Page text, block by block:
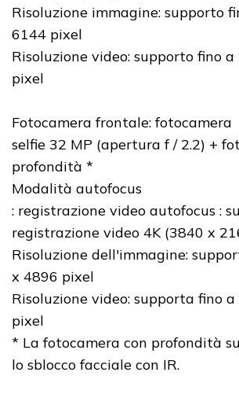
Risoluzione immagine: supporto
6144 pixel
Risoluzione video: supporto fino
pixel
Fotocamera frontale: fotocamera
selfie 32 MP (apertura f / 2.2) +
profondità *
Modalità autofocus
: registrazione video autofocus :
registrazione video 4K (3840 x
Risoluzione dell'immagine:
x 4896 pixel
Risoluzione video: supporta fino
pixel
* La fotocamera con profondità
lo sblocco facciale con IR.